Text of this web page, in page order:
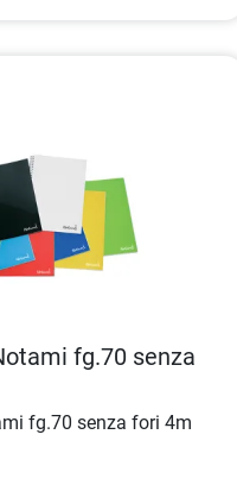
fg.70 senza
fg.70 senza fori 4m